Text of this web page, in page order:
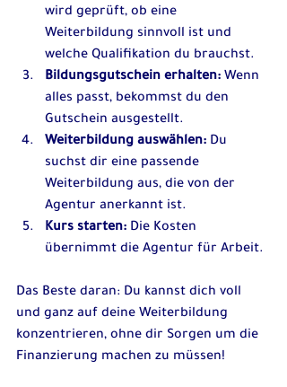
wird geprüft, ob eine
Weiterbildung sinnvoll ist und
welche Qualifikation du brauchst.
Bildungsgutschein erhalten: Wenn
alles passt, bekommst du den
Gutschein ausgestellt.
Weiterbildung auswählen: Du
suchst dir eine passende
Weiterbildung aus, die von der
Agentur anerkannt ist.
Kurs starten: Die Kosten
übernimmt die Agentur für Arbeit.
Das Beste daran: Du kannst dich voll
und ganz auf deine Weiterbildung
konzentrieren, ohne dir Sorgen um die
Finanzierung machen zu müssen!